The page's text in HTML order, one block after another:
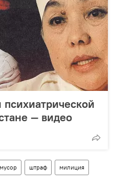
— видео
мусор штраф милиция